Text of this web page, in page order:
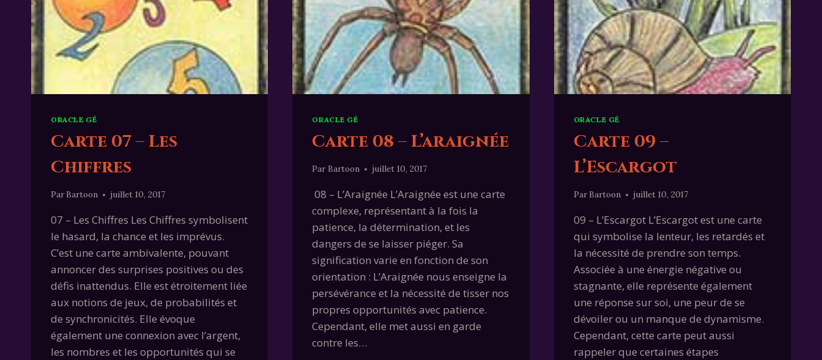
ORACLE GÉ
Carte 07 – Les
Chiffres
Par Bartoon juillet 10, 2017
07 – Les Chiffres Les Chiffres symbolisent
le hasard, la chance et les imprévus.
C’est une carte ambivalente, pouvant
annoncer des surprises positives ou des
défis inattendus. Elle est étroitement liée
aux notions de jeux, de probabilités et
de synchronicités. Elle évoque
également une connexion avec l’argent,
les nombres et les opportunités qui se
ORACLE GÉ
Carte 08 – L’araignée
Par Bartoon juillet 10, 2017
08 – L’Araignée L’Araignée est une carte
complexe, représentant à la fois la
patience, la détermination, et les
dangers de se laisser piéger. Sa
signification varie en fonction de son
orientation : L’Araignée nous enseigne la
persévérance et la nécessité de tisser nos
propres opportunités avec patience.
Cependant, elle met aussi en garde
contre les…
ORACLE GÉ
Carte 09 –
L’Escargot
Par Bartoon juillet 10, 2017
09 – L’Escargot L’Escargot est une carte
qui symbolise la lenteur, les retardés et
la nécessité de prendre son temps.
Associée à une énergie négative ou
stagnante, elle représente également
une réponse sur soi, une peur de se
dévoiler ou un manque de dynamisme.
Cependant, cette carte peut aussi
rappeler que certaines étapes